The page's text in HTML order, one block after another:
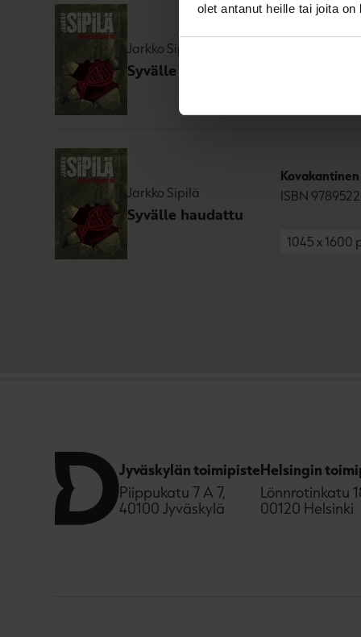
olet antanut heille tai joita
Jarkko Sipilä
Syvälle haudattu
Jarkko Sipilä
Syvälle haudattu
ISBN
1045 x1600
Jyväskylän toimipiste
Piippukatu 7 A 7,
40100 Jyväskylä
Helsingin
Lönnrotinkatu
00120 Helsinki